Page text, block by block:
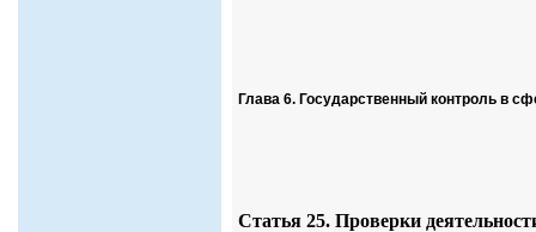
Глава 6. Государственный контроль в
Статья 25. Проверки